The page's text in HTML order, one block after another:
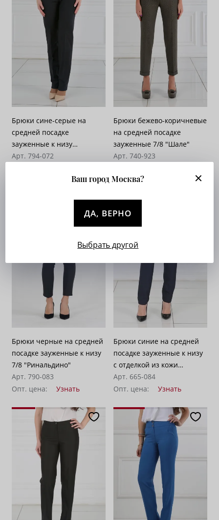
Брюки сине-серые на
средней посадке
зауженные к низу
"Шарлотта"
Арт. 794-072
Брюки бежево-коричневые
на средней посадке
зауженные 7/8 "Шале"
Арт. 740-923
Брюки черные на средней
посадке зауженные к низу
7/8 "Ринальдино"
Арт. 790-083
Опт. цена:
Узнать
Брюки синие на средней
посадке зауженные к низу
с отделкой из кожи
"Ринальди"
Арт. 665-084
Опт. цена:
Узнать
Ваш город Москва?
ДА, ВЕРНО
Выбрать другой